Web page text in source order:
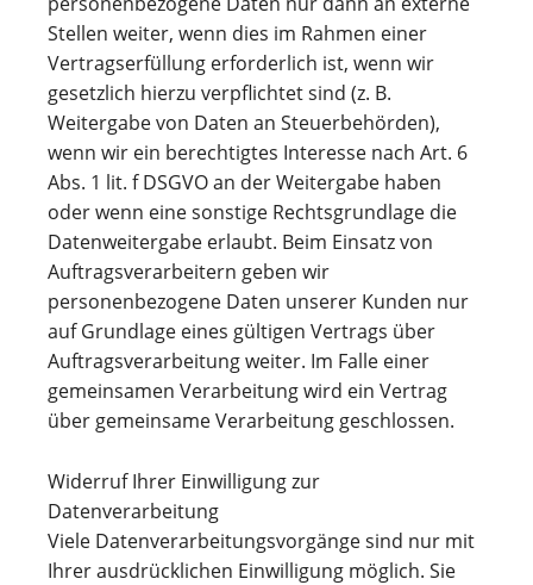
Stellen weiter, wenn dies im Rahmen einer
Vertragserfüllung erforderlich ist, wenn wir
gesetzlich hierzu verpflichtet sind (z. B.
Weitergabe von Daten an Steuerbehörden),
wenn wir ein berechtigtes Interesse nach Art. 6
Abs. 1 lit. f DSGVO an der Weitergabe haben
oder wenn eine sonstige Rechtsgrundlage die
Datenweitergabe erlaubt. Beim Einsatz von
Auftragsverarbeitern geben wir
personenbezogene Daten unserer Kunden nur
auf Grundlage eines gültigen Vertrags über
Auftragsverarbeitung weiter. Im Falle einer
gemeinsamen Verarbeitung wird ein Vertrag
über gemeinsame Verarbeitung geschlossen.
Widerruf Ihrer Einwilligung zur
Datenverarbeitung
Viele Datenverarbeitungsvorgänge sind nur mit
Ihrer ausdrücklichen Einwilligung möglich. Sie